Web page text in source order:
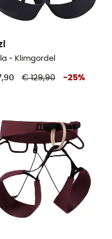
- Klimgordel
€ 129,90 -25%